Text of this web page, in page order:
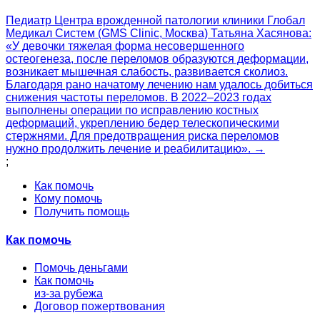
Педиатр Центра врожденной патологии клиники Глобал
Медикал Систем (GMS Clinic, Москва) Татьяна Хасянова:
«У девочки тяжелая форма несовершенного
остеогенеза, после переломов образуются деформации,
возникает мышечная слабость, развивается сколиоз.
Благодаря рано начатому лечению нам удалось добиться
снижения частоты переломов. В 2022–2023 годах
выполнены операции по исправлению костных
деформаций, укреплению бедер телескопическими
стержнями. Для предотвращения риска переломов
нужно продолжить лечение и реабилитацию». →
;
Как помочь
Кому помочь
Получить помощь
Как помочь
Помочь деньгами
Как помочь
из-за рубежа
Договор пожертвования